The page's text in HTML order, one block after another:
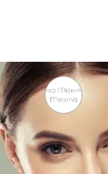
Málaga
ESCRÍBENOS